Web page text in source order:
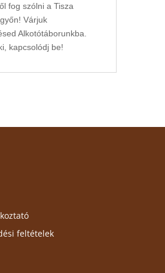
fog szólni a Tisza
Várjuk
Alkotótáborunkba.
kapcsolódj be!
feltételek